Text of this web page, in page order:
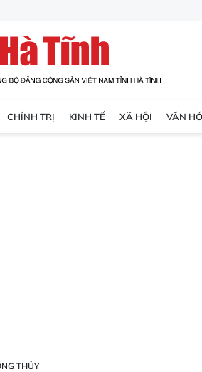
CHÍNH TRỊ KINH TẾ XÃ HỘI VĂN
THỦY